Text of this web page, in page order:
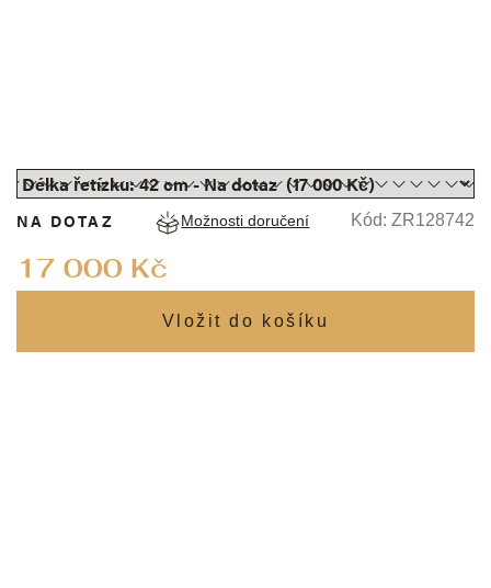
17 000 Kč
NA DOTAZ Možnosti doručení Kód: ZR128742